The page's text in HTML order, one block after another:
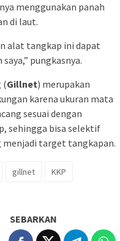
menggunakan panah
di laut.
alat tangkap ini dapat
pungkasnya.
(Gillnet) merupakan
karena ukuran mata
sesuai dengan
sehingga bisa selektif
menjadi target tangkapan.
gillnet
KKP
SEBARKAN